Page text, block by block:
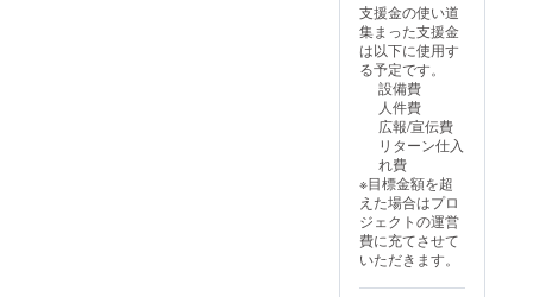
記入く
ださ
い。 ●
宛名の
必要が
ない場
合は
「宛名
とご記
入くだ
さい。
●恐縮で
すが、
備考欄
支援金の使い道
集まった支援金
は以下に使用す
る予定です。
設備費
人件費
広報/宣伝費
リターン仕入
れ費
※目標金額を超
えた場合はプロ
ジェクトの運営
費に充てさせて
いただきます。